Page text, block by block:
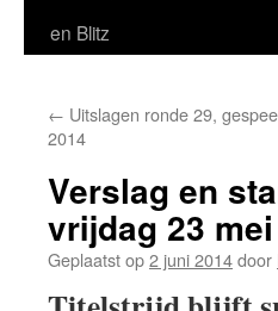
en Blitz
← Uitslagen ronde 29,
2014
Verslag en
vrijdag 23
Geplaatst op2 juni 2014door